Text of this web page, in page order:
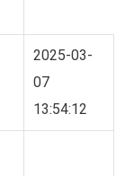
2025-03-
07
13:54:12